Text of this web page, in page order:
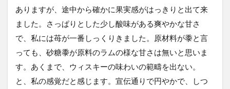
ありますが、途中から確かに果実感がはっきりと出て来
ました。さっぱりとした少し酸味がある爽やかな甘さ
で、私には苺が一番しっくりきました。原材料が黍と言
っても、砂糖黍が原料のラムの様な甘さは無いと思いま
す。あくまで、ウィスキーの味わいの範疇を出ない。
と、私の感覚だと感じます。宣伝通りで円やかで、しつ